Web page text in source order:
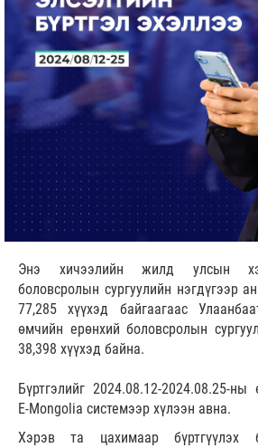
Энэ хичээлийн жилд улсын
боловсролын сургуулийн нэгдүгээр
77,285 хүүхэд байгаагаас
өмчийн ерөнхий боловсролын
38,398 хүүхэд байна.
Бүртгэлийг 2024.08.12-2024.08.25-
E-Mongolia системээр хүлээн авна.
Хэрэв та цахимаар бүртгүүлэх